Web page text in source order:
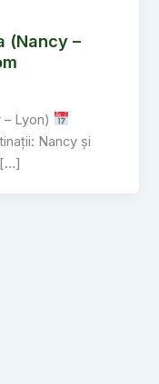
(Nancy –
Lyon)
Nancy și
[…]